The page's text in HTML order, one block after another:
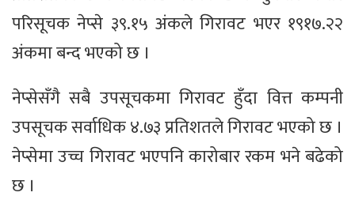
परिसूचक नेप्से ३९.१५ अंकले गिरावट भएर १९१७.२२
अंकमा बन्द भएको छ ।
नेप्सेसँगै सबै उपसूचकमा गिरावट हुँदा वित्त कम्पनी
उपसूचक सर्वाधिक ४.७३ प्रतिशतले गिरावट भएको छ ।
नेप्सेमा उच्च गिरावट भएपनि कारोबार रकम भने बढेको
छ ।